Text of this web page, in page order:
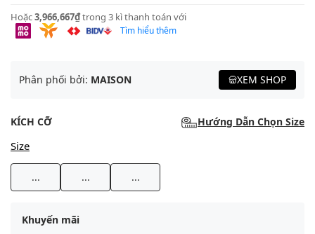
Hoặc3,966,667₫trong 3 kì thanh toán với
Tìm hiểu thêm
Phân phối bởi: MAISON XEM SHOP
KÍCH CỠ Hướng Dẫn Chọn Size
Size
... ... ...
Khuyến mãi